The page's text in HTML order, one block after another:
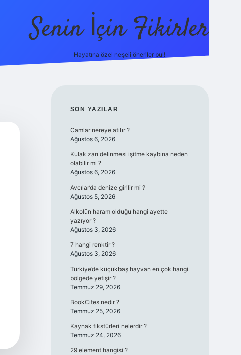
Senin İçin Fikirler
Hayatına özel neşeli öneriler bul!
SIDEBAR
SON YAZILAR
Camlar nereye atılır ?
Ağustos 6, 2026
Kulak zarı delinmesi işitme kaybına neden
olabilir mi ?
Ağustos 6, 2026
Avcılar’da denize girilir mi ?
Ağustos 5, 2026
Alkolün haram olduğu hangi ayette
yazıyor ?
Ağustos 3, 2026
7 hangi renktir ?
Ağustos 3, 2026
Türkiye’de küçükbaş hayvan en çok hangi
bölgede yetişir ?
Temmuz 29, 2026
BookCites nedir ?
Temmuz 25, 2026
Kaynak fikstürleri nelerdir ?
Temmuz 24, 2026
29 element hangisi ?